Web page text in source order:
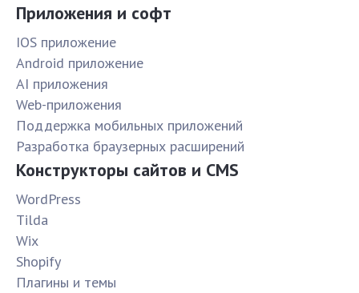
Приложения и софт
IOS приложение
Android приложение
AI приложения
Web-приложения
Поддержка мобильных приложений
Разработка браузерных расширений
Конструкторы сайтов и CMS
WordPress
Tilda
Wix
Shopify
Плагины и темы